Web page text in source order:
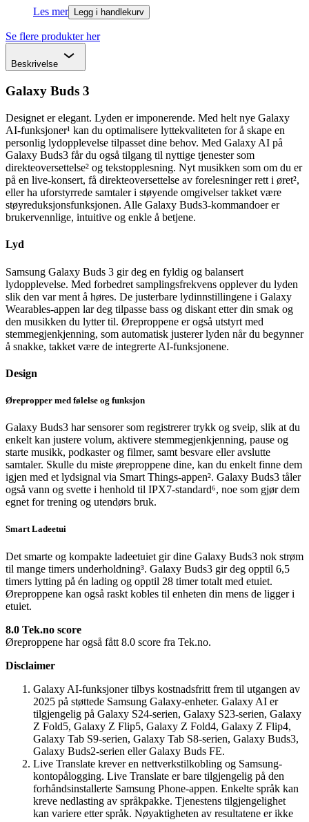
Les mer Legg i handlekurv
Se flere produkter her
Beskrivelse
Galaxy Buds 3
Designet er elegant. Lyden er imponerende. Med helt nye Galaxy
AI-funksjoner¹ kan du optimalisere lyttekvaliteten for å skape en
personlig lydopplevelse tilpasset dine behov. Med Galaxy AI på
Galaxy Buds3 får du også tilgang til nyttige tjenester som
direkteoversettelse² og tekstopplesning. Nyt musikken som om du er
på en live-konsert, få direkteoversettelse av forelesninger rett i øret²,
eller ha uforstyrrede samtaler i støyende omgivelser takket være
støyreduksjonsfunksjonen. Alle Galaxy Buds3-kommandoer er
brukervennlige, intuitive og enkle å betjene.
Lyd
Samsung Galaxy Buds 3 gir deg en fyldig og balansert
lydopplevelse. Med forbedret samplingsfrekvens opplever du lyden
slik den var ment å høres. De justerbare lydinnstillingene i Galaxy
Wearables-appen lar deg tilpasse bass og diskant etter din smak og
den musikken du lytter til. Øreproppene er også utstyrt med
stemmegjenkjenning, som automatisk justerer lyden når du begynner
å snakke, takket være de integrerte AI-funksjonene.
Design
Ørepropper med følelse og funksjon
Galaxy Buds3 har sensorer som registrerer trykk og sveip, slik at du
enkelt kan justere volum, aktivere stemmegjenkjenning, pause og
starte musikk, podkaster og filmer, samt besvare eller avslutte
samtaler. Skulle du miste øreproppene dine, kan du enkelt finne dem
igjen med et lydsignal via Smart Things-appen². Galaxy Buds3 tåler
også vann og svette i henhold til IPX7-standard⁶, noe som gjør dem
egnet for trening og utendørs bruk.
Smart Ladeetui
Det smarte og kompakte ladeetuiet gir dine Galaxy Buds3 nok strøm
til mange timers underholdning³. Galaxy Buds3 gir deg opptil 6,5
timers lytting på én lading og opptil 28 timer totalt med etuiet.
Øreproppene kan også raskt kobles til enheten din mens de ligger i
etuiet.
8.0 Tek.no score
Øreproppene har også fått 8.0 score fra Tek.no.
Disclaimer
Galaxy AI-funksjoner tilbys kostnadsfritt frem til utgangen av
2025 på støttede Samsung Galaxy-enheter. Galaxy AI er
tilgjengelig på Galaxy S24-serien, Galaxy S23-serien, Galaxy
Z Fold5, Galaxy Z Flip5, Galaxy Z Fold4, Galaxy Z Flip4,
Galaxy Tab S9-serien, Galaxy Tab S8-serien, Galaxy Buds3,
Galaxy Buds2-serien eller Galaxy Buds FE.
Live Translate krever en nettverkstilkobling og Samsung-
kontopålogging. Live Translate er bare tilgjengelig på den
forhåndsinstallerte Samsung Phone-appen. Enkelte språk kan
kreve nedlasting av språkpakke. Tjenestens tilgjengelighet
kan variere etter språk. Nøyaktigheten av resultatene er ikke